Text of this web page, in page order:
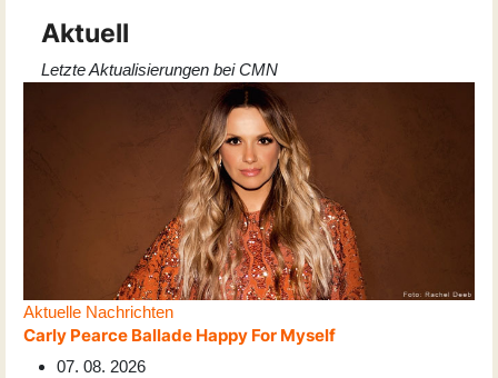
Aktuell
Letzte Aktualisierungen bei CMN
Aktuelle Nachrichten
Carly Pearce Ballade Happy For Myself
07. 08. 2026